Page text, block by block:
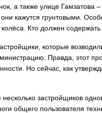
а также улице Гамзатова
кажутся грунтовыми.
Кто должен содержать
которые
Правда, этот
Но сейчас, как
застройщиков
общего пользователя